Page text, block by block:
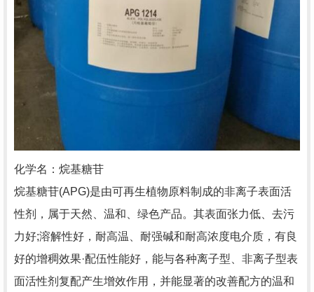
化学名：烷基糖苷
烷基糖苷(APG)是由可再生植物原料制成的非离子表面活
性剂，属于天然、温和、绿色产品。其表面张力低、去污
力好;溶解性好，耐高温、耐强碱和耐高浓度电介质，有良
好的增稠效果·配伍性能好，能与各种离子型、非离子型表
面活性剂复配产生增效作用，并能显著的改善配方的温和